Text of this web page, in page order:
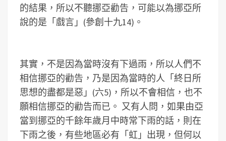
的結果，所以不聽挪亞勸告，可能以為挪亞所
說的是「戲言」(參創十九14)。
其實，不是因為當時沒有下過雨，所以人們不
相信挪亞的勸告，乃是因為當時的人「終日所
思想的盡都是惡」(六5)，所以不會相信，也不
願相信挪亞的勸告而已。 又有人問，如果由亞
當到挪亞的千餘年歲月中時常下雨的話，則在
下雨之後，有些地區必有「虹」出現，但何以